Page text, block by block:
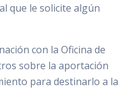
que le solicite algún
con la Oficina de
sobre la aportación
para destinarlo a la